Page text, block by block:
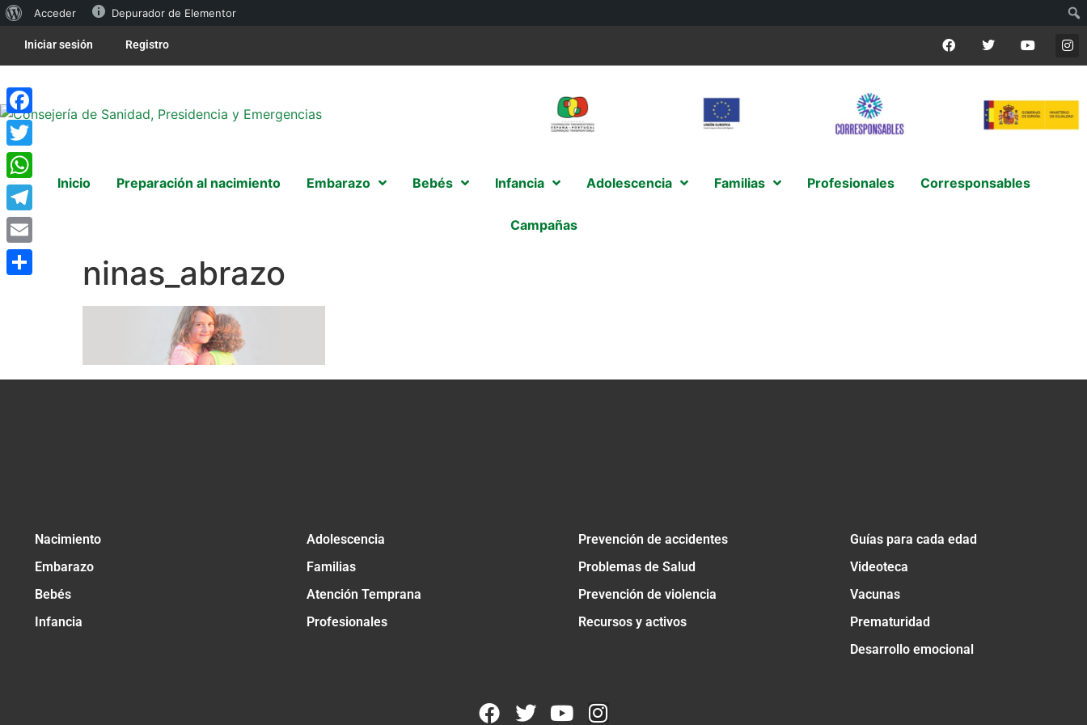
Acceder Depurador de Elementor
Iniciar sesión Registro
Inicio Preparación al nacimiento Embarazo Bebés Infancia Adolescencia Familias Profesionales Corresponsables
Campañas
ninas_abrazo
Nacimiento
Embarazo
Bebés
Infancia
Adolescencia
Familias
Atención Temprana
Profesionales
Prevención de accidentes
Problemas de Salud
Prevención de violencia
Recursos y activos
Guías para cada edad
Videoteca
Vacunas
Prematuridad
Desarrollo emocional
Facebook
Twitter
WhatsApp
Telegram
Email